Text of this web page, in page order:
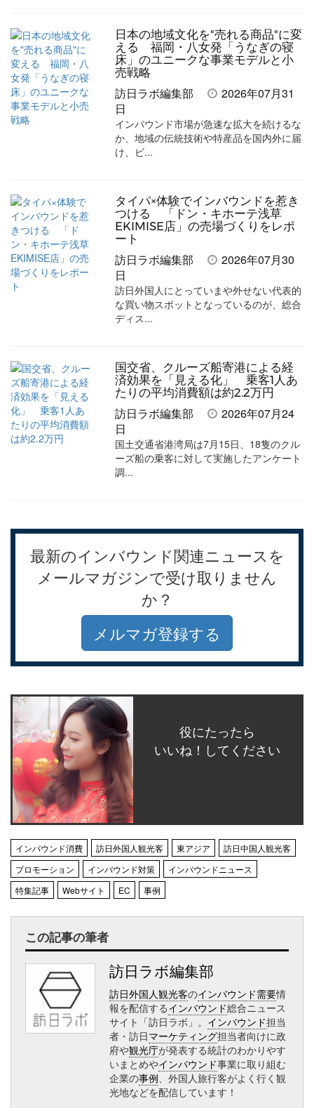
加
日本の地域文化を"売れる商品"に変
える 福岡・八女発「うなぎの寝
床」のユニークな事業モデルと小
売戦略
訪日ラボ編集部
2026年07月31
日
インバウンド市場が急速な拡大を続けるな
か、地域の伝統技術や特産品を国内外に届
け、ビ...
タイパ×体験でインバウンドを惹き
つける 「ドン・キホーテ浅草
EKIMISE店」の売場づくりをレポ
ート
訪日ラボ編集部
2026年07月30
日
訪日外国人にとっていまや外せない代表的
な買い物スポットとなっているのが、総合
ディス...
国交省、クルーズ船寄港による経
済効果を「見える化」 乗客1人あ
たりの平均消費額は約2.2万円
訪日ラボ編集部
2026年07月24
日
国土交通省港湾局は7月15日、18隻のクル
ーズ船の乗客に対して実施したアンケート
調...
最新のインバウンド関連ニュースを
メールマガジンで受け取りません
か？
メルマガ登録する
役にたったら
いいね！してください
インバウンド消費 訪日外国人観光客 東アジア
訪日中国人観光客
プロモーション
インバウンド対策
インバウンドニュース
特集記事
Webサイト EC 事例
この記事の筆者
訪日ラボ編集部
訪日外国人観光客のインバウンド需要情
報を配信するインバウンド総合ニュース
サイト「訪日ラボ」。 インバウンド担当
者・訪日マーケティング担当者向けに政
府や観光庁が発表する統計のわかりやす
いまとめやインバウンド事業に取り組む
企業の事例、外国人旅行客がよく行く観
光地などを配信しています！